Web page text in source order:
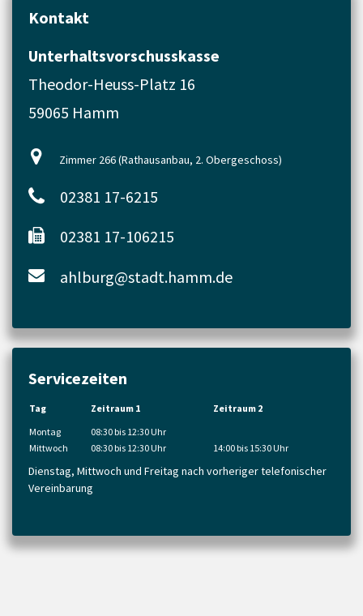
Kontakt
Unterhaltsvorschusskasse
Theodor-Heuss-Platz 16
59065 Hamm
Zimmer 266 (Rathausanbau, 2. Obergeschoss)
02381 17-6215
02381 17-106215
ahlburg@stadt.hamm.de
Servicezeiten
Tag Zeitraum 1
Zeitraum 2
Montag
08:30 bis 12:30 Uhr
Mittwoch
08:30 bis 12:30 Uhr 14:00 bis 15:30 Uhr
Dienstag, Mittwoch und Freitag nach vorheriger telefonischer
Vereinbarung